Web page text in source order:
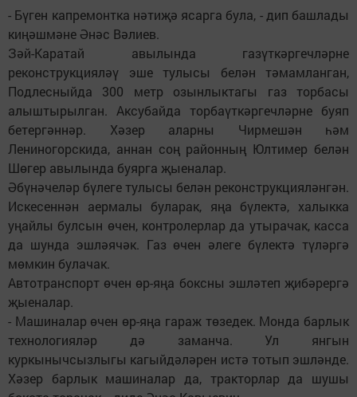
- Бүген капремонтка нәтиҗә ясарга була, - дип башлады
киңәшмәне Әнәс Вәлиев.
Зәй-Каратай авылында газүткәргечләрне
реконструкцияләү эше тулысы белән тәмамланган,
Подлесныйда 300 метр озынлыктагы газ торбасы
алыштырылган. Аксубайда торбаүткәргечләрне буяп
бетергәннәр. Хәзер аларны Чирмешән һәм
Лениногорскида, аннан соң районның Юлтимер белән
Шөгер авылында буярга җыеналар.
Әбүнәчеләр бүлеге тулысы белән реконструкцияләнгән.
Искесеннән аермалы буларак, яңа бүлектә, халыкка
уңайлы булсын өчен, контролерлар да утырачак, касса
да шунда эшләячәк. Газ өчен әлеге бүлектә түләргә
мөмкин булачак.
Автотранспорт өчен өр-яңа боксны эшләтеп җибәрергә
җыеналар.
- Машиналар өчен өр-яңа гараж төзедек. Монда барлык
технологияләр дә заманча. Ул янгын
куркынычсызлыгы кагыйдәләрен истә тотып эшләнде.
Хәзер барлык машиналар да, тракторлар да шушы